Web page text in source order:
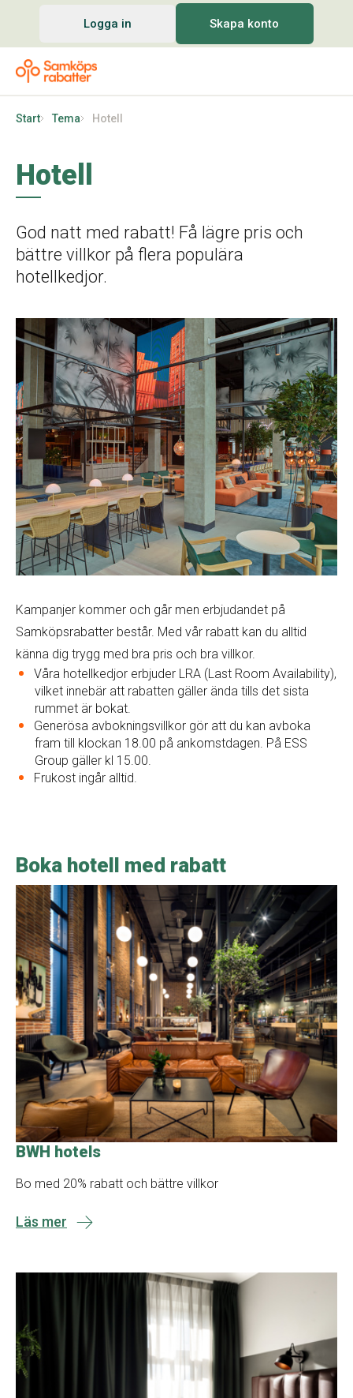
Logga in Skapa konto
Start Tema Hotell
Hotell
God natt med rabatt! Få lägre pris och
bättre villkor på flera populära
hotellkedjor.
Kampanjer kommer och går men erbjudandet på
Samköpsrabatter består. Med vår rabatt kan du alltid
känna dig trygg med bra pris och bra villkor.
Våra hotellkedjor erbjuder LRA (Last Room Availability),
vilket innebär att rabatten gäller ända tills det sista
rummet är bokat.
Generösa avbokningsvillkor gör att du kan avboka
fram till klockan 18.00 på ankomstdagen. På ESS
Group gäller kl 15.00.
Frukost ingår alltid.
Boka hotell med rabatt
BWH hotels
Bo med 20% rabatt och bättre villkor
Läs mer